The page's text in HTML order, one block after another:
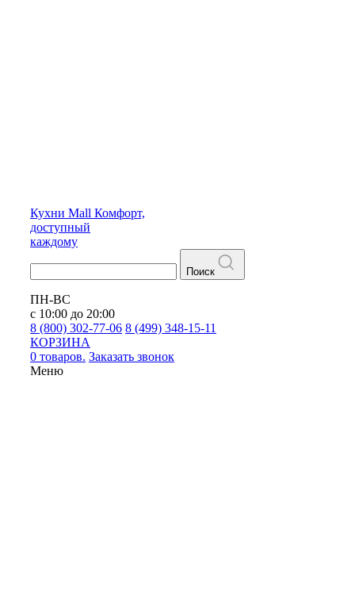
Кухни Mall Комфорт,
доступный
каждому
Поиск
ПН-ВС
с 10:00 до 20:00
8 (800) 302-77-06 8 (499) 348-15-11
КОРЗИНА
0 товаров. Заказать звонок
Меню